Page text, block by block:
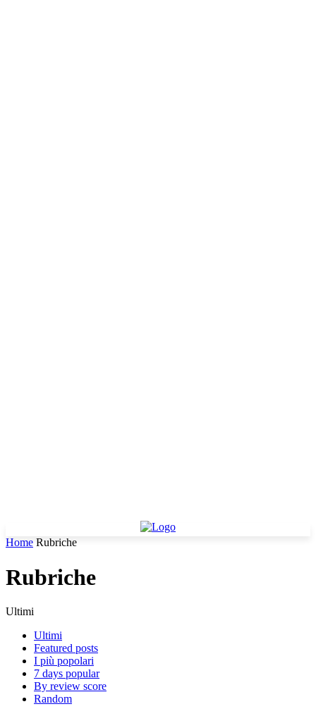
Home Rubriche
Rubriche
Ultimi
Ultimi
Featured posts
I più popolari
7 days popular
By review score
Random